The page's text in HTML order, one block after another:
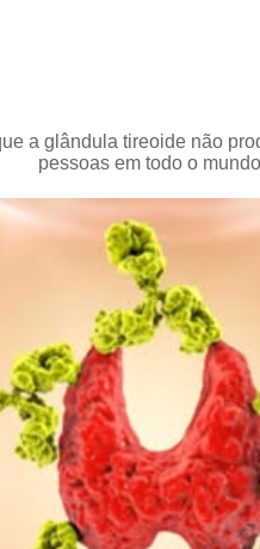
a glândula tireoide não
pessoas em todo o